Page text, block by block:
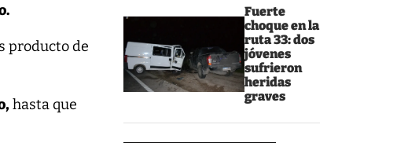
Fuerte
choque en la
ruta 33: dos
jóvenes
sufrieron
heridas
graves
producto de
hasta que